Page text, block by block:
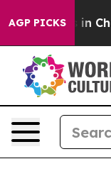
AGP PICKS
Chaos in